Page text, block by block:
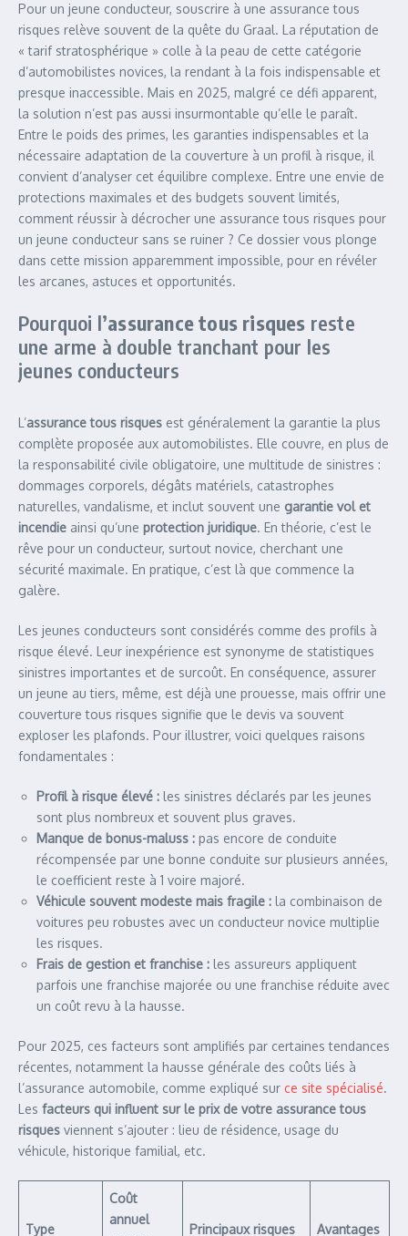
Pour un jeune conducteur, souscrire à une assurance tous
risques relève souvent de la quête du Graal. La réputation de
« tarif stratosphérique » colle à la peau de cette catégorie
d’automobilistes novices, la rendant à la fois indispensable et
presque inaccessible. Mais en 2025, malgré ce défi apparent,
la solution n’est pas aussi insurmontable qu’elle le paraît.
Entre le poids des primes, les garanties indispensables et la
nécessaire adaptation de la couverture à un profil à risque, il
convient d’analyser cet équilibre complexe. Entre une envie de
protections maximales et des budgets souvent limités,
comment réussir à décrocher une assurance tous risques pour
un jeune conducteur sans se ruiner ? Ce dossier vous plonge
dans cette mission apparemment impossible, pour en révéler
les arcanes, astuces et opportunités.
Pourquoi l’assurance tous risques reste
une arme à double tranchant pour les
jeunes conducteurs
L’assurance tous risques est généralement la garantie la plus
complète proposée aux automobilistes. Elle couvre, en plus de
la responsabilité civile obligatoire, une multitude de sinistres :
dommages corporels, dégâts matériels, catastrophes
naturelles, vandalisme, et inclut souvent une garantie vol et
incendie ainsi qu’une protection juridique. En théorie, c’est le
rêve pour un conducteur, surtout novice, cherchant une
sécurité maximale. En pratique, c’est là que commence la
galère.
Les jeunes conducteurs sont considérés comme des profils à
risque élevé. Leur inexpérience est synonyme de statistiques
sinistres importantes et de surcoût. En conséquence, assurer
un jeune au tiers, même, est déjà une prouesse, mais offrir une
couverture tous risques signifie que le devis va souvent
exploser les plafonds. Pour illustrer, voici quelques raisons
fondamentales :
Profil à risque élevé : les sinistres déclarés par les jeunes
sont plus nombreux et souvent plus graves.
Manque de bonus-maluss : pas encore de conduite
récompensée par une bonne conduite sur plusieurs années,
le coefficient reste à 1 voire majoré.
Véhicule souvent modeste mais fragile : la combinaison de
voitures peu robustes avec un conducteur novice multiplie
les risques.
Frais de gestion et franchise : les assureurs appliquent
parfois une franchise majorée ou une franchise réduite avec
un coût revu à la hausse.
Pour 2025, ces facteurs sont amplifiés par certaines tendances
récentes, notamment la hausse générale des coûts liés à
l’assurance automobile, comme expliqué sur ce site spécialisé.
Les facteurs qui influent sur le prix de votre assurance tous
risques viennent s’ajouter : lieu de résidence, usage du
véhicule, historique familial, etc.
Type
Coût
annuel
Principaux risques
Avantages